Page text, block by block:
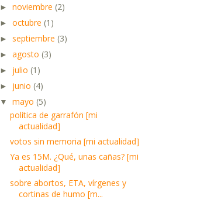
► noviembre (2)
► octubre (1)
► septiembre (3)
► agosto (3)
► julio (1)
► junio (4)
▼ mayo (5)
política de garrafón [mi
actualidad]
votos sin memoria [mi actualidad]
Ya es 15M. ¿Qué, unas cañas? [mi
actualidad]
sobre abortos, ETA, vírgenes y
cortinas de humo [m...